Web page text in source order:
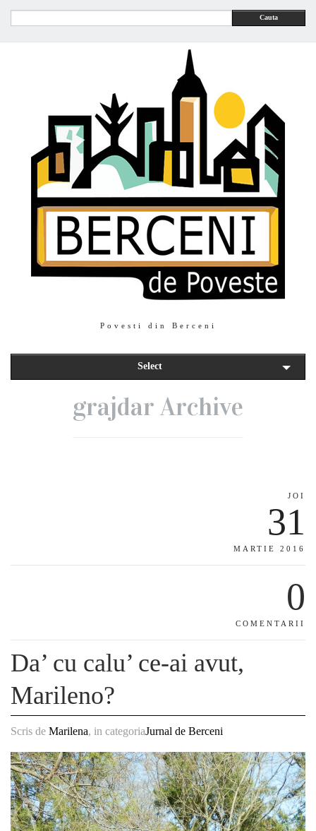
Cauta
Povesti din Berceni
Select
grajdar Archive
JOI
31
MARTIE 2016
0
COMENTARII
Da’ cu calu’ ce-ai avut,
Marileno?
Scris de Marilena, in categoriaJurnal de Berceni